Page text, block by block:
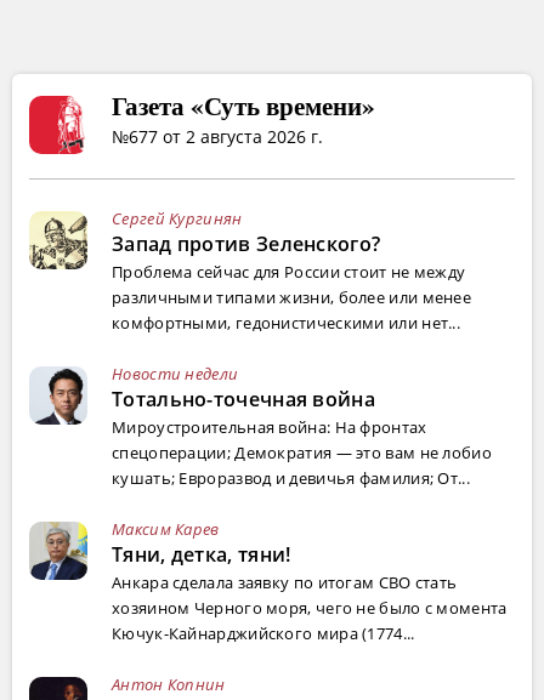
Газета «Суть времени»
№677 от 2 августа 2026 г.
Сергей Кургинян
Запад против Зеленского?
Проблема сейчас для России стоит не между
различными типами жизни, более или менее
комфортными, гедонистическими или нет...
Новости недели
Тотально-точечная война
Мироустроительная война: На фронтах
спецоперации; Демократия — это вам не лобио
кушать; Евроразвод и девичья фамилия; От...
Максим Карев
Тяни, детка, тяни!
Анкара сделала заявку по итогам СВО стать
хозяином Черного моря, чего не было с момента
Кючук-Кайнарджийского мира (1774...
Антон Копнин